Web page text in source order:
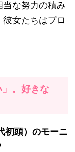
当な努力の積み
女たちはプロ
。好きな
頭）のモーニ